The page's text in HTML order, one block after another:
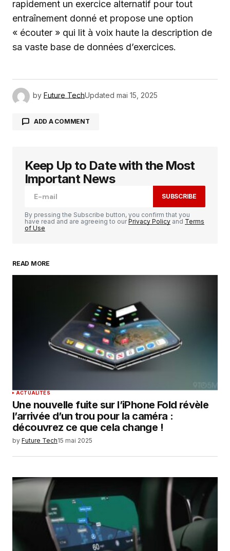
rapidement un exercice alternatif pour tout
entraînement donné et propose une option
« écouter » qui lit à voix haute la description de
sa vaste base de données d’exercices.
by Future TechUpdated mai 15, 2025
ADD A COMMENT
Votre adresse e-mail ne sera pas publiée. Les
champs obligatoires sont indiqués avec
Your Name
Enregistrer mon nom, mon e-mail et mon
site dans le navigateur pour mon prochain
commentaire.
SUBMIT COMMENT
Keep Up to Date with the Most
Important News
SUBSCRIBE
By pressing the Subscribe button, you confirm that you
have read and are agreeing to ourPrivacy Policy and Terms
of Use
READ MORE
ACTUALITÉS
Une nouvelle fuite sur l’iPhone Fold révèle
l’arrivée d’un trou pour la caméra :
découvrez ce que cela change !
by Future Tech15 mai 2025